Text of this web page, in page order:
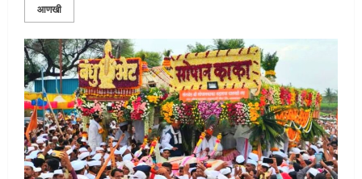
आणखी